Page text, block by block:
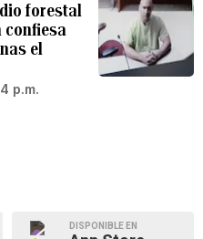
forestal
confiesa
el
p.m.
DISPONIBLE EN